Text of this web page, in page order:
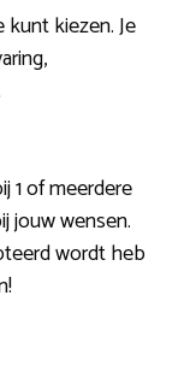
kiezen. Je
1 of meerdere
jouw wensen.
wordt heb